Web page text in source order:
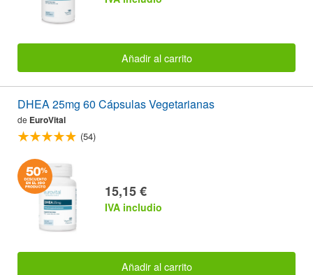
Añadir al carrito
DHEA 25mg 60 Cápsulas Vegetarianas
de EuroVital
(54)
15,15 €
IVA includio
Añadir al carrito